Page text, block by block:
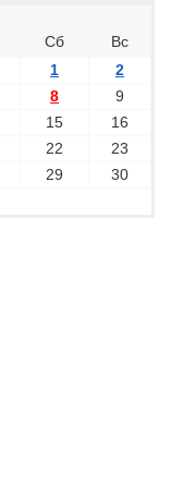
Сб
Вс
1
2
8
9
15
16
22
23
29
30